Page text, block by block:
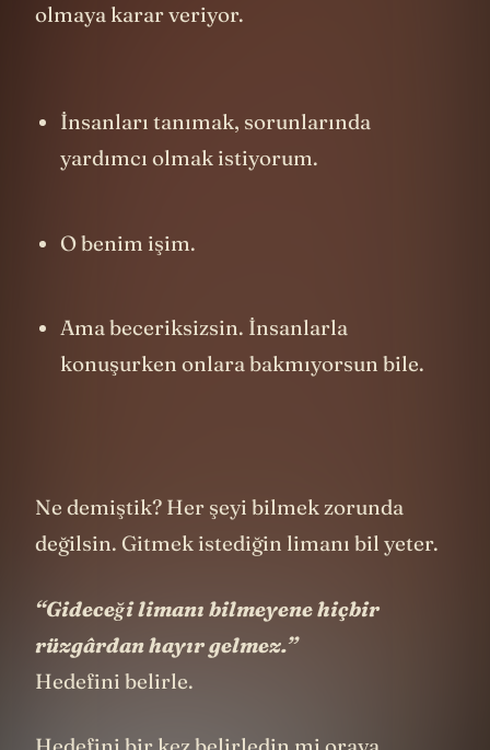
etmek demektir düşüncesiyle doktor
İnsanları tanımak, sorunlarında
Ama beceriksizsin. İnsanlarla
Ne demiştik? Her şeyi bilmek zorunda
“Gideceği limanı bilmeyene hiçbir
rüzgârdan hayır gelmez.”